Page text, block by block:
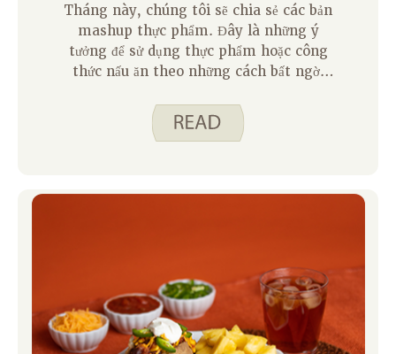
Tháng này, chúng tôi sẽ chia sẻ các bản
mashup thực phẩm. Đây là những ý
tưởng để sử dụng thực phẩm hoặc công
thức nấu ăn theo những cách bất ngờ.
Spend Smart. Ăn uống thông minh. các
blogger qua tháng Sáu! Bạn đã thử món
những công thức nấu ăn yêu thích của
công thức thịt lợn.